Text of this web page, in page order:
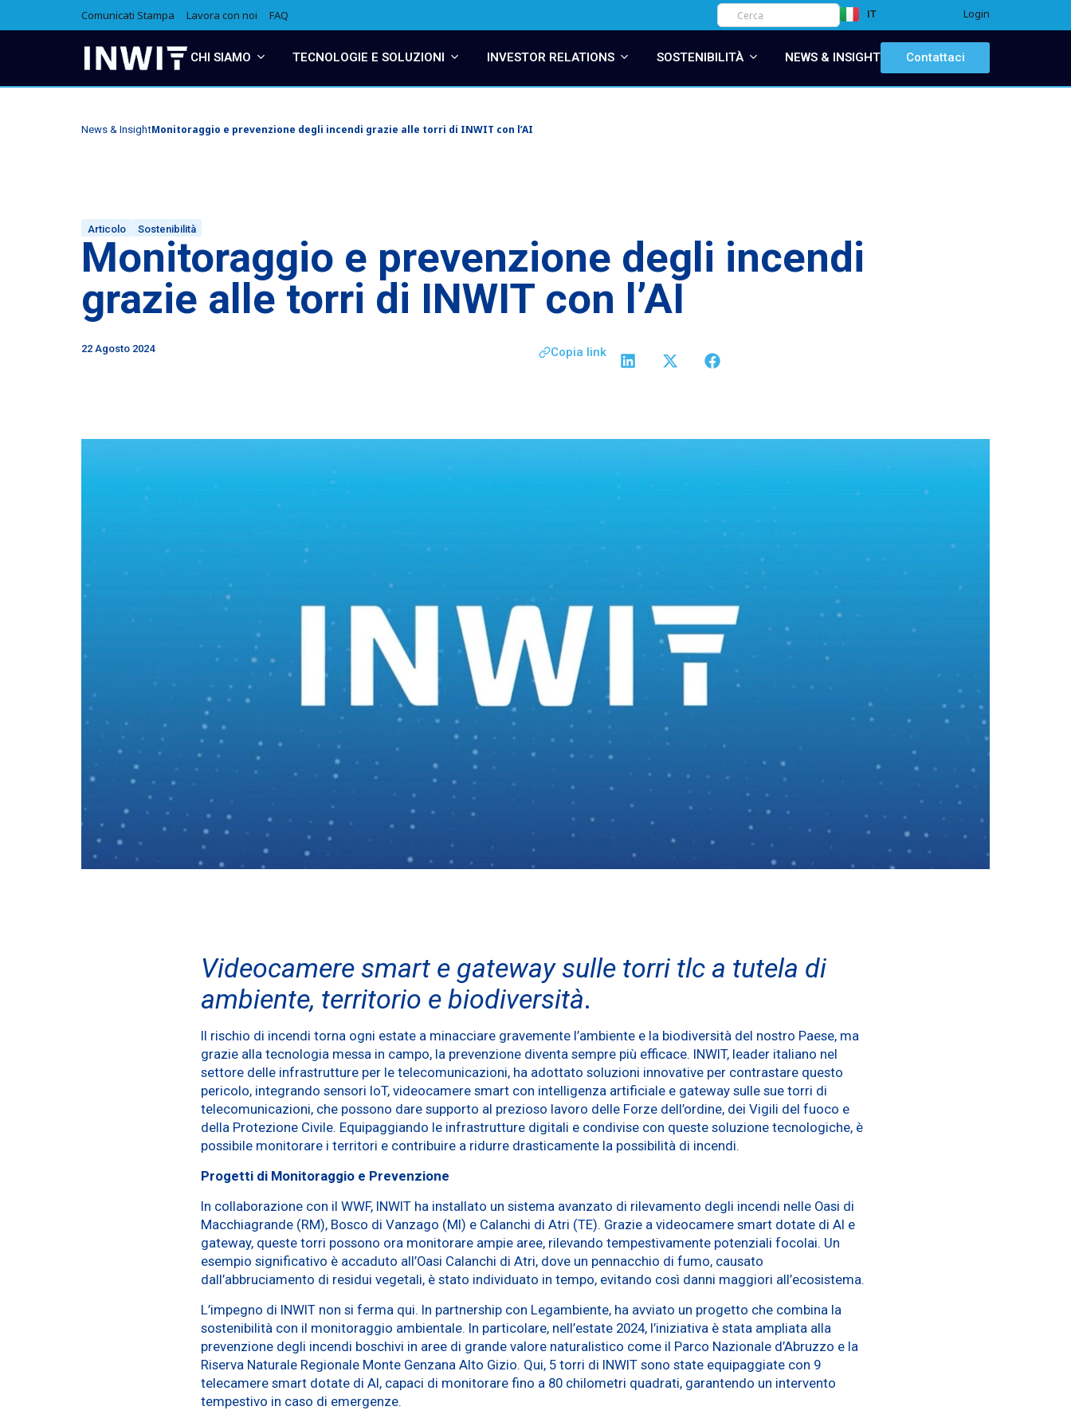
Comunicati Stampa Lavora con noi FAQ IT
EN Login
CHI SIAMO TECNOLOGIE E SOLUZIONI INVESTOR RELATIONS SOSTENIBILITÀ NEWS & INSIGHT Contattaci
News & InsightMonitoraggio e prevenzione degli incendi grazie alle torri di INWIT con l’AI
Articolo Sostenibilità
Monitoraggio e prevenzione degli incendi
grazie alle torri di INWIT con l’AI
22 Agosto 2024 Copia link
Videocamere smart e gateway sulle torri tlc a tutela di
ambiente, territorio e biodiversità.
Il rischio di incendi torna ogni estate a minacciare gravemente l’ambiente e la biodiversità del nostro Paese, ma
grazie alla tecnologia messa in campo, la prevenzione diventa sempre più efficace. INWIT, leader italiano nel
settore delle infrastrutture per le telecomunicazioni, ha adottato soluzioni innovative per contrastare questo
pericolo, integrando sensori IoT, videocamere smart con intelligenza artificiale e gateway sulle sue torri di
telecomunicazioni, che possono dare supporto al prezioso lavoro delle Forze dell’ordine, dei Vigili del fuoco e
della Protezione Civile. Equipaggiando le infrastrutture digitali e condivise con queste soluzione tecnologiche, è
possibile monitorare i territori e contribuire a ridurre drasticamente la possibilità di incendi.
Progetti di Monitoraggio e Prevenzione
In collaborazione con il WWF, INWIT ha installato un sistema avanzato di rilevamento degli incendi nelle Oasi di
Macchiagrande (RM), Bosco di Vanzago (MI) e Calanchi di Atri (TE). Grazie a videocamere smart dotate di AI e
gateway, queste torri possono ora monitorare ampie aree, rilevando tempestivamente potenziali focolai. Un
esempio significativo è accaduto all’Oasi Calanchi di Atri, dove un pennacchio di fumo, causato
dall’abbruciamento di residui vegetali, è stato individuato in tempo, evitando così danni maggiori all’ecosistema.
L’impegno di INWIT non si ferma qui. In partnership con Legambiente, ha avviato un progetto che combina la
sostenibilità con il monitoraggio ambientale. In particolare, nell’estate 2024, l’iniziativa è stata ampliata alla
prevenzione degli incendi boschivi in aree di grande valore naturalistico come il Parco Nazionale d’Abruzzo e la
Riserva Naturale Regionale Monte Genzana Alto Gizio. Qui, 5 torri di INWIT sono state equipaggiate con 9
telecamere smart dotate di AI, capaci di monitorare fino a 80 chilometri quadrati, garantendo un intervento
tempestivo in caso di emergenze.